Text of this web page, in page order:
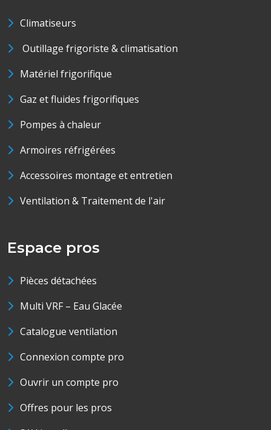
Climatiseurs
Outillage frigoriste & climatisation
Matériel frigorifique
Gaz et fluides frigorifiques
Pompes à chaleur
Armoires réfrigérées
Accessoires montage et entretien
Ventilation & Traitement de l'air
Espace pros
Pièces détachées
Multi VRF – Eau Glacée
Catalogue ventilation
Connexion compte pro
Ouvrir un compte pro
Offres pour les pros